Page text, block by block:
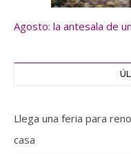
Agosto: la antesala de
Llega una feria para
casa